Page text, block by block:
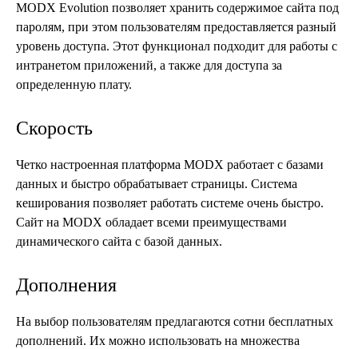
MODX Evolution позволяет хранить содержимое сайта под
паролям, при этом пользователям предоставляется разный
уровень доступа. Этот функционал подходит для работы с
интранетом приложений, а также для доступа за
определенную плату.
Скорость
Четко настроенная платформа MODX работает с базами
данных и быстро обрабатывает страницы. Система
кеширования позволяет работать системе очень быстро.
Сайт на MODX обладает всеми преимуществами
динамического сайта с базой данных.
Дополнения
На выбор пользователям предлагаются сотни бесплатных
дополнений. Их можно использовать на множества